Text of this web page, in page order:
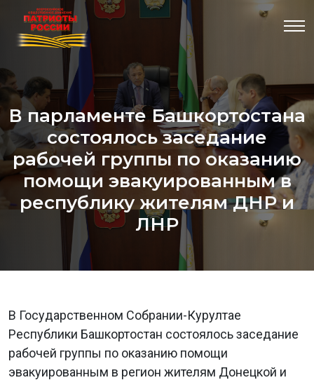
В парламенте Башкортостана
состоялось заседание
рабочей группы по оказанию
помощи эвакуированным в
республику жителям ДНР и
ЛНР
В Государственном Собрании-Курултае
Республики Башкортостан состоялось заседание
рабочей группы по оказанию помощи
эвакуированным в регион жителям Донецкой и